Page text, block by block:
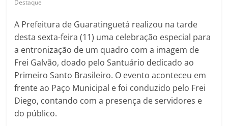
Destaque
A Prefeitura de Guaratinguetá realizou na tarde
desta sexta-feira (11) uma celebração especial para
a entronização de um quadro com a imagem de
Frei Galvão, doado pelo Santuário dedicado ao
Primeiro Santo Brasileiro. O evento aconteceu em
frente ao Paço Municipal e foi conduzido pelo Frei
Diego, contando com a presença de servidores e
do público.